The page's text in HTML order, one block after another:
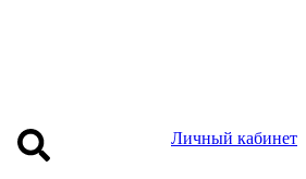
Личный кабинет